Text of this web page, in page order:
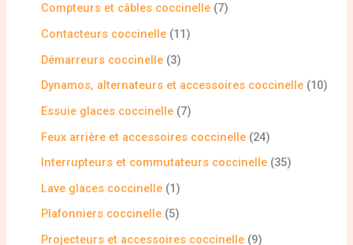
Compteurs et câbles coccinelle 7
Contacteurs coccinelle 11
Démarreurs coccinelle 3
Dynamos, alternateurs et accessoires coccinelle 10
Essuie glaces coccinelle 7
Feux arrière et accessoires coccinelle 24
Interrupteurs et commutateurs coccinelle 35
Lave glaces coccinelle 1
Plafonniers coccinelle 5
Projecteurs et accessoires coccinelle 9